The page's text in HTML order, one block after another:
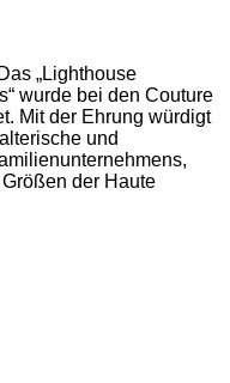
„Lighthouse
wurde bei den Couture
Mit der Ehrung würdigt
und
der Haute